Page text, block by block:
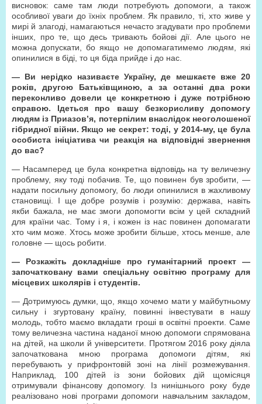
висновок: саме там люди потребують допомоги, а також
особливої уваги до їхніх проблем. Як правило, ті, хто живе у
мирі й злагоді, намагаються нечасто згадувати про проблеми
інших, про те, що десь тривають бойові дії. Але цього не
можна допускати, бо якщо не допомагатимемо людям, які
опинилися в біді, то ця біда прийде і до нас.
— Ви нерідко називаєте Україну, де мешкаєте вже 20
років, другою Батьківщиною, а за останні два роки
переконливо довели це конкретною і дуже потрібною
справою. Ідеться про вашу безкорисливу допомогу
людям із Приазов’я, потерпілим внаслідок неоголошеної
гібридної війни. Якщо не секрет: тоді, у 2014-му, це була
особиста ініціатива чи реакція на відповідні звернення
до вас?
— Насамперед це була конкретна відповідь на ту величезну
проблему, яку тоді побачив. Те, що повинен був зробити, —
надати посильну допомогу, бо люди опинилися в жахливому
становищі. І ще добре розумів і розумію: держава, навіть
якби бажала, не має змоги допомогти всім у цей складний
для країни час. Тому і я, і кожен із нас повинен допомагати
хто чим може. Хтось може зробити більше, хтось менше, але
головне — щось робити.
— Розкажіть докладніше про гуманітарний проект —
започатковану вами спеціальну освітню програму для
місцевих школярів і студентів.
— Дотримуюсь думки, що, якщо хочемо мати у майбутньому
сильну і згуртовану країну, повинні інвестувати в нашу
молодь, тобто маємо вкладати гроші в освітні проекти. Саме
тому величезна частина наданої мною допомоги спрямована
на дітей, на школи й університети. Протягом 2016 року діяла
започаткована мною програма допомоги дітям, які
перебувають у прифронтовій зоні на лінії розмежування.
Наприклад, 100 дітей із зони бойових дій щомісяця
отримували фінансову допомогу. Із нинішнього року буде
реалізовано нові програми допомоги навчальним закладом,